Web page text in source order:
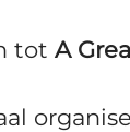
tot A